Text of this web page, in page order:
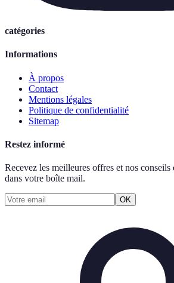
catégories
Informations
À propos
Contact
Mentions légales
Politique de confidentialité
Sitemap
Restez informé
Recevez les meilleures offres et nos conseils
dans votre boîte mail.
OK